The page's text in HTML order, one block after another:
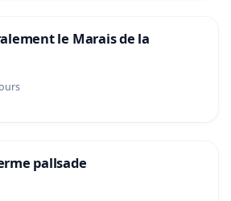
le Marais de la
pallsade